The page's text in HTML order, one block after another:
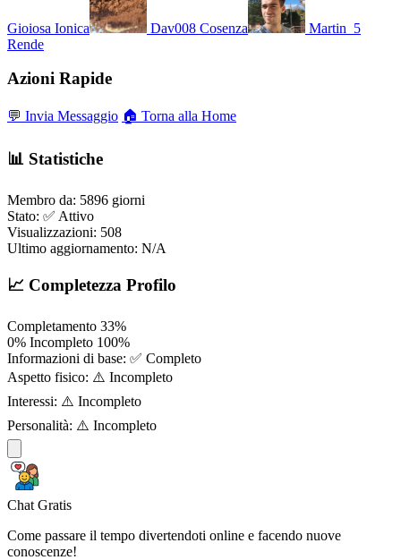
Gioiosa Ionica Dav008 Cosenza
Martin_5
Rende
Azioni Rapide
💬 Invia Messaggio 🏠 Torna alla Home
📊 Statistiche
Membro da: 5896 giorni
Stato: ✅ Attivo
Visualizzazioni: 508
Ultimo aggiornamento: N/A
📈 Completezza Profilo
Completamento 33%
0% Incompleto 100%
Informazioni di base: ✅ Completo
Aspetto fisico: ⚠️ Incompleto
Interessi: ⚠️ Incompleto
Personalità: ⚠️ Incompleto
Chat Gratis
Come passare il tempo divertendoti online e facendo nuove
conoscenze!